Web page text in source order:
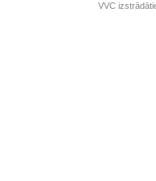
VVC